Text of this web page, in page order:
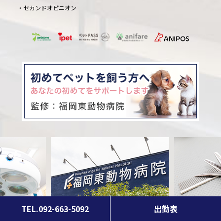
TEL.092-663-5092 出勤表
セカンドオピニオン
© 福岡東動物病院